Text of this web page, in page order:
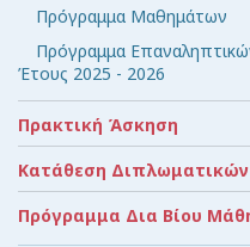
Πρόγραμμα Μαθημάτων
Πρόγραμμα
Έτους 2025 - 2026
Πρακτική Άσκηση
Κατάθεση
Πρόγραμμα Δια Βίου